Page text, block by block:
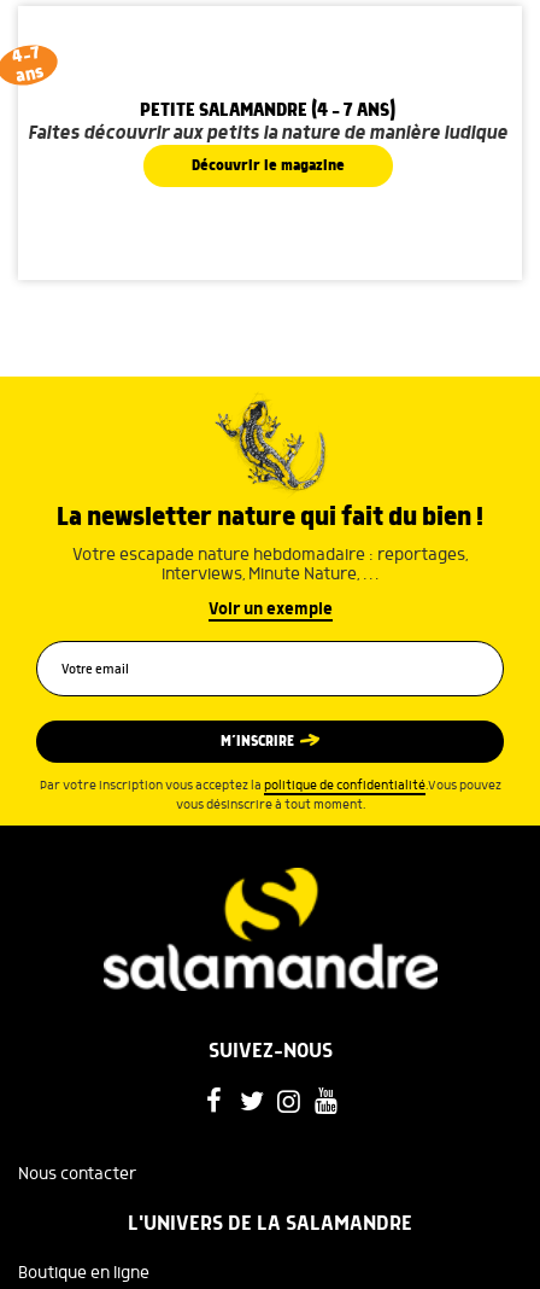
4-7
ans
PETITE SALAMANDRE (4 - 7 ANS)
Faites découvrir aux petits la nature de manière ludique
Découvrir le magazine
La newsletter nature qui fait du bien !
Votre escapade nature hebdomadaire : reportages,
interviews, Minute Nature, …
Voir un exemple
M’INSCRIRE
Par votre inscription vous acceptez la politique de confidentialité.Vous pouvez
vous désinscrire à tout moment.
SUIVEZ-NOUS
Nous contacter
L'UNIVERS DE LA SALAMANDRE
Boutique en ligne